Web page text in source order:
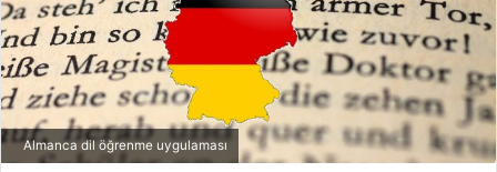
n
Almanca dil öğrenme uygulaması